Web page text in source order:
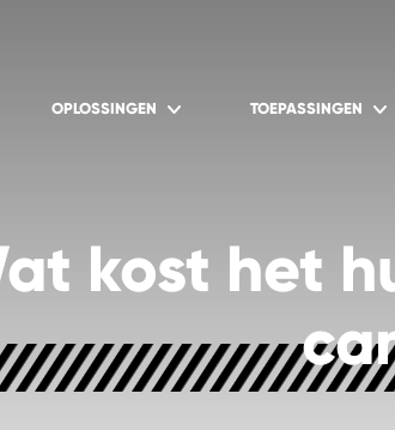
OPLOSSINGEN TOEPASSINGEN
kost het